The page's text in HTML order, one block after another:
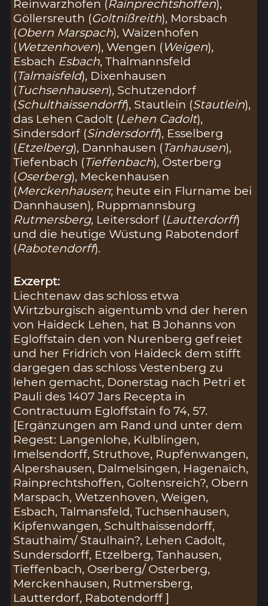
Reinwarzhofen (Rainprechtshoffen),
Göllersreuth (Goltnißreith), Morsbach
(Obern Marspach), Waizenhofen
(Wetzenhoven), Wengen (Weigen),
Esbach Esbach, Thalmannsfeld
(Talmaisfeld), Dixenhausen
(Tuchsenhausen), Schutzendorf
(Schulthaissendorff), Stautlein (Stautlein),
das Lehen Cadolt (Lehen Cadolt),
Sindersdorf (Sindersdorff), Esselberg
(Etzelberg), Dannhausen (Tanhausen),
Tiefenbach (Tieffenbach), Österberg
(Oserberg), Meckenhausen
(Merckenhausen; heute ein Flurname bei
Dannhausen), Ruppmannsburg
Rutmersberg, Leitersdorf (Lautterdorff)
und die heutige Wüstung Rabotendorf
(Rabotendorff).
Exzerpt:
Liechtenaw das schloss etwa
Wirtzburgisch aigentumb vnd der heren
von Haideck Lehen, hat B Johanns von
Egloffstain den von Nurenberg gefreiet
und her Fridrich von Haideck dem stifft
dargegen das schloss Vestenberg zu
lehen gemacht, Donerstag nach Petri et
Pauli des 1407 Jars Recepta in
Contractuum Egloffstain fo 74, 57.
[Ergänzungen am Rand und unter dem
Regest: Langenlohe, Kulblingen,
Imelsendorff, Struthove, Rupfenwangen,
Alpershausen, Dalmelsingen, Hagenaich,
Rainprechtshoffen, Goltensreich?, Obern
Marspach, Wetzenhoven, Weigen,
Esbach, Talmansfeld, Tuchsenhausen,
Kipfenwangen, Schulthaissendorff,
Stauthaim/ Staulhain?, Lehen Cadolt,
Sundersdorff, Etzelberg, Tanhausen,
Tieffenbach, Oserberg/ Osterberg,
Merckenhausen, Rutmersberg,
Lautterdorf, Rabotendorff ]